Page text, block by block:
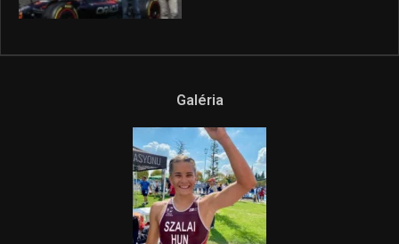
Galéria